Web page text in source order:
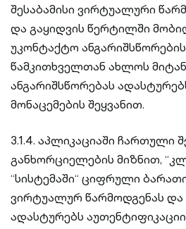
შესაბამისი ვირტუალური
და გაყიდვის წერტილში
უკონტაქტო
წამკითხველთან ახლოს
ანგარიშსწორებას
მონაცემების შეყვანით.
3.1.4. აპლიკაციაში ჩართული
განხორციელების მიზნით,
“სისტემაში“ ციფრული
ვირტუალურ წარმოდგენას და
ადასტურებს